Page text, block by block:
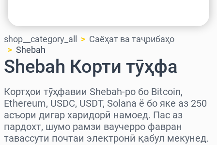
shop__category_all
Саёҳат ва таҷрибаҳо
Shebah
Shebah Корти тӯҳфа
Кортҳои тӯҳфавии Shebah-ро бо Bitcoin,
Ethereum, USDC, USDT, Solana ё бо яке аз 250
асъори дигар харидорӣ намоед. Пас аз
пардохт, шумо рамзи ваучерро фавран
тавассути почтаи электронӣ қабул мекунед.